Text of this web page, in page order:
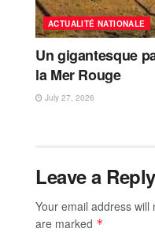
ACTUALITÉ NATIONALE
Un gigantesque
la Mer Rouge
July 27, 2026
Leave a Reply
Your email address will
are marked *